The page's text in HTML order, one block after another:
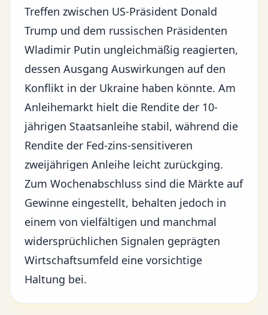
Treffen zwischen US-Präsident Donald
Trump und dem russischen Präsidenten
Wladimir Putin ungleichmäßig reagierten,
dessen Ausgang Auswirkungen auf den
Konflikt in der Ukraine haben könnte. Am
Anleihemarkt hielt die Rendite der 10-
jährigen Staatsanleihe stabil, während die
Rendite der Fed-zins-sensitiveren
zweijährigen Anleihe leicht zurückging.
Zum Wochenabschluss sind die Märkte auf
Gewinne eingestellt, behalten jedoch in
einem von vielfältigen und manchmal
widersprüchlichen Signalen geprägten
Wirtschaftsumfeld eine vorsichtige
Haltung bei.